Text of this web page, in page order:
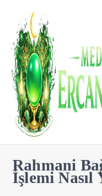
Rahmani
İşlemi Nasıl